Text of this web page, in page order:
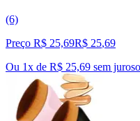
(6)
Preço R$ 25,69R$ 25,69
Ou 1x de R$ 25,69 sem juros